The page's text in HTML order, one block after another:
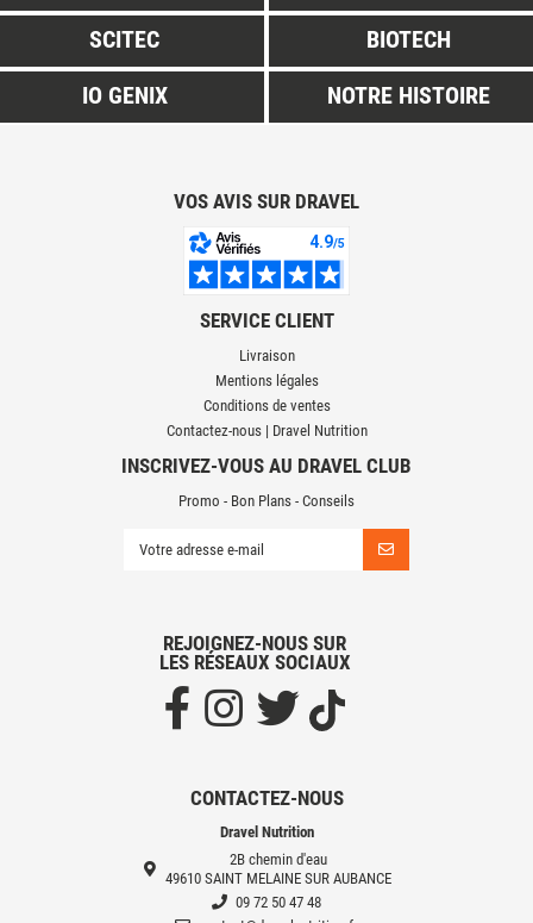
SCITEC
BIOTECH
IO GENIX
NOTRE HISTOIRE
VOS AVIS SUR DRAVEL
SERVICE CLIENT
Livraison
Mentions légales
Conditions de ventes
Contactez-nous | Dravel Nutrition
CONTACTEZ-NOUS
Dravel Nutrition
2B chemin d'eau
49610 SAINT MELAINE SUR AUBANCE
09 72 50 47 48
INSCRIVEZ-VOUS AU DRAVEL CLUB
Promo - Bon Plans - Conseils
REJOIGNEZ-NOUS SUR
LES RÉSEAUX SOCIAUX